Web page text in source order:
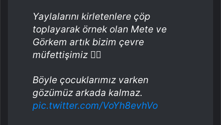
Yaylalarını kirletenlere çöp
toplayarak örnek olan Mete ve
Görkem artık bizim çevre
müfettişimiz 🕵️‍♂️
Böyle çocuklarımız varken
gözümüz arkada kalmaz.
pic.twitter.com/VoYh8evhVo